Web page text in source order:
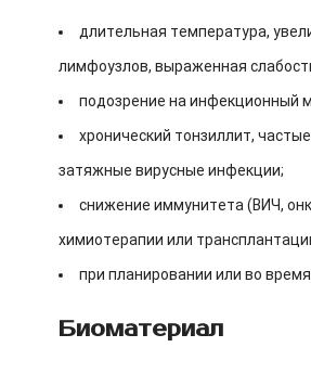
длительная температура,
лимфоузлов, выраженная
подозрение на инфекционный
хронический тонзиллит,
затяжные вирусные инфекции;
снижение иммунитета (ВИЧ,
химиотерапии или
при планировании или во
Биоматериал